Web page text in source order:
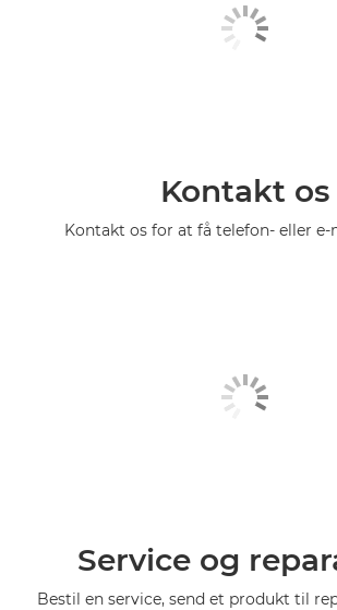
Kontakt os
Kontakt os for at få telefon- eller
Service og
Bestil en service, send et produkt til